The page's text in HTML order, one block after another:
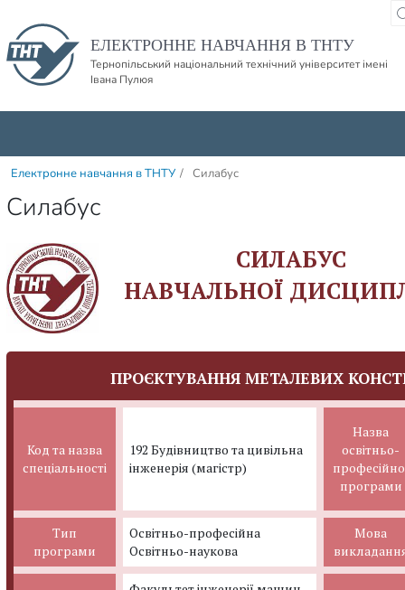
ЕЛЕКТРОННЕ НАВЧАННЯ В ТНТУ
Тернопільський національний технічний університет імені
Івана Пулюя
Електронне навчання в ТНТУ / Силабус
Силабус
СИЛАБУС
НАВЧАЛЬНОЇ
ПРОЄКТУВАННЯ МЕТАЛЕВИХ
Код та назва
спеціальності
Назва
освітньо-
програми
192 Будівництво та цивільна
інженерія (магістр)
Тип
програми
Освітньо-професійна
Освітньо-наукова
Мова